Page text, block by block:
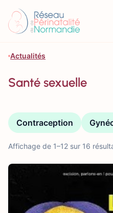
Actualités
Santé sexuelle
Contraception
Affichage de 1–12 sur 16